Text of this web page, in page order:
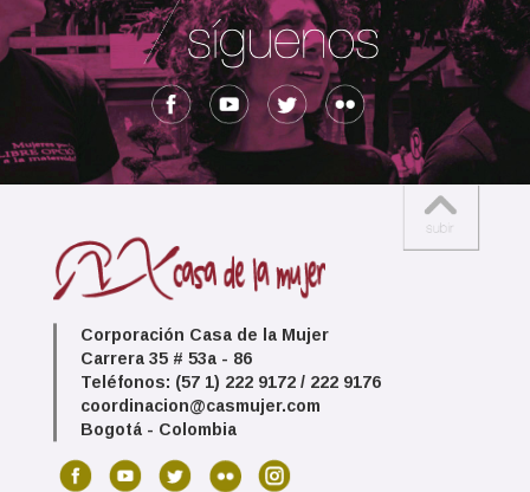
Corporación Casa de la Mujer
Carrera 35 # 53a - 86
Teléfonos: (57 1) 222 9172 / 222 9176
coordinacion@casmujer.com
Bogotá - Colombia